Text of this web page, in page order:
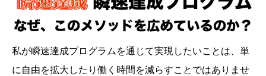
私が瞬速達成プログラムを通じて実現したいことは、単
に自由を拡大したり働く時間を減らすことではありませ